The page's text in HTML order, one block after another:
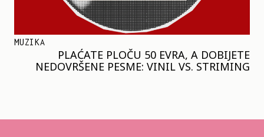
MUZIKA
PLAĆATE PLOČU 50 EVRA, A DOBIJETE
NEDOVRŠENE PESME: VINIL VS. STRIMING